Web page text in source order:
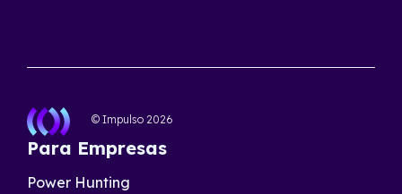
© Impulso 2026
Para Empresas
Power Hunting